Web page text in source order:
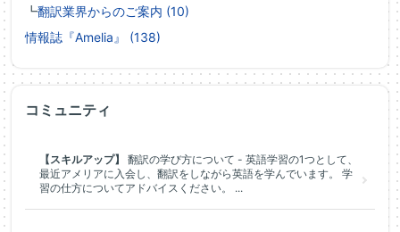
┗翻訳業界からのご案内 (10)
情報誌『Amelia』 (138)
コミュニティ
【スキルアップ】
翻訳の学び方について - 英語学習の1つとして、
最近アメリアに入会し、翻訳をしながら英語を学んでいます。 学
習の仕方についてアドバイスください。 ...